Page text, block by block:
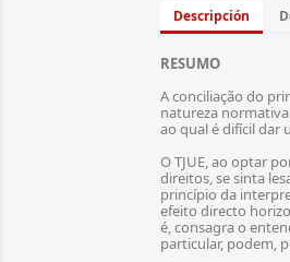
Descripción
RESUMO
A conciliação do
natureza
ao qual é difícil dar
O TJUE, ao optar
direitos, se sinta
princípio da
efeito directo
é, consagra o
particular, podem,